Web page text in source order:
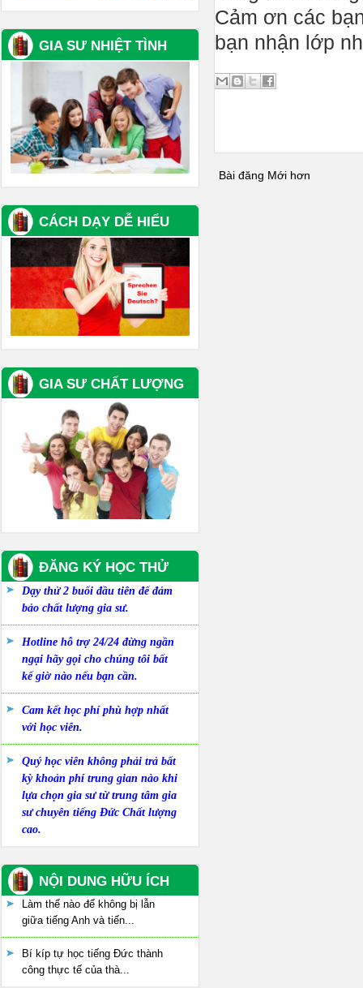
Cảm ơn các
bạn nhận lớp
Bài đăng Mới hơn
GIA SƯ NHIỆT TÌNH
CÁCH DẠY DỄ HIỂU
GIA SƯ CHẤT LƯỢNG
ĐĂNG KÝ HỌC THỬ
Dạy thử 2 buổi đầu tiên để đảm
bảo chất lượng gia sư.
Hotline hỗ trợ 24/24 đừng ngần
ngại hãy gọi cho chúng tôi bất
kể giờ nào nếu bạn cần.
Cam kết học phí phù hợp nhất
với học viên.
Quý học viên không phải trả bất
kỳ khoản phí trung gian nào khi
lựa chọn gia sư từ trung tâm gia
sư chuyên tiếng Đức Chất lượng
cao.
NỘI DUNG HỮU ÍCH
Làm thế nào để không bị lẫn
giữa tiếng Anh và tiến...
Bí kíp tự học tiếng Đức thành
công thực tế của thà...